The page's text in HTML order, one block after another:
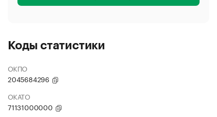
Коды статистики
ОКПО
2045684296
ОКАТО
71131000000